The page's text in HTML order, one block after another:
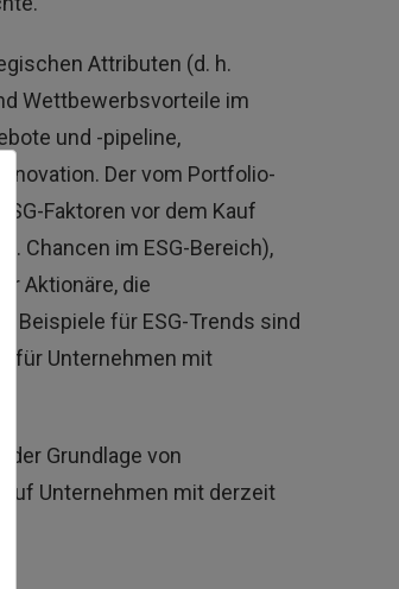
Attributen (d. h.
Wettbewerbsvorteile im
und -pipeline,
Der vom Portfolio-
Faktoren vor dem Kauf
Chancen im ESG-Bereich),
Aktionäre, die
Beispiele für ESG-Trends sind
für Unternehmen mit
Grundlage von
Unternehmen mit derzeit